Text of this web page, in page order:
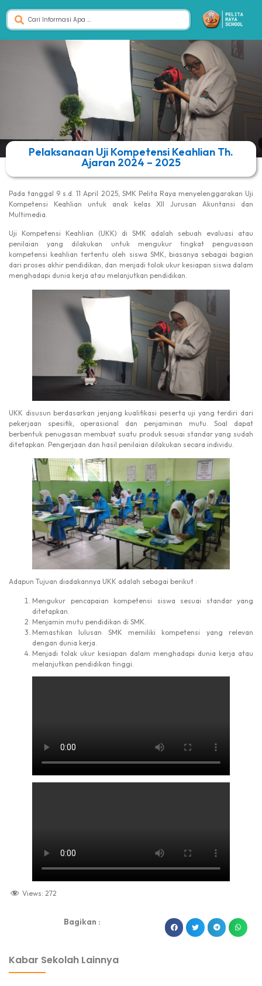
Pelaksanaan Uji Kompetensi Keahlian Th.
Ajaran 2024 – 2025
Pada tanggal 9 s.d. 11 April 2025, SMK Pelita Raya menyelenggarakan Uji
Kompetensi Keahlian untuk anak kelas XII Jurusan Akuntansi dan
Multimedia.
Uji Kompetensi Keahlian (UKK) di SMK adalah sebuah evaluasi atau
penilaian yang dilakukan untuk mengukur tingkat penguasaan
kompetensi keahlian tertentu oleh siswa SMK, biasanya sebagai bagian
dari proses akhir pendidikan, dan menjadi tolok ukur kesiapan siswa dalam
menghadapi dunia kerja atau melanjutkan pendidikan.
UKK disusun berdasarkan jenjang kualifikasi peserta uji yang terdiri dari
pekerjaan spesifik, operasional dan penjaminan mutu. Soal dapat
berbentuk penugasan membuat suatu produk sesuai standar yang sudah
ditetapkan. Pengerjaan dan hasil penilaian dilakukan secara individu.
Adapun Tujuan diadakannya UKK adalah sebagai berikut :
Mengukur pencapaian kompetensi siswa sesuai standar yang
ditetapkan.
Menjamin mutu pendidikan di SMK.
Memastikan lulusan SMK memiliki kompetensi yang relevan
dengan dunia kerja.
Menjadi tolak ukur kesiapan dalam menghadapi dunia kerja atau
melanjutkan pendidikan tinggi.
Views: 272
Bagikan :
Kabar Sekolah Lainnya